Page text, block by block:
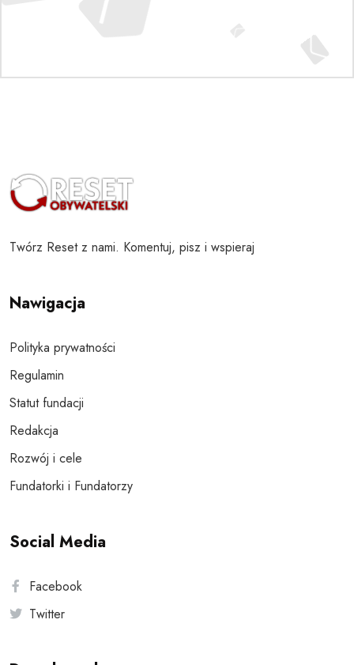
Twórz Reset z nami. Komentuj, pisz i wspieraj
Nawigacja
Polityka prywatności
Regulamin
Statut fundacji
Redakcja
Rozwój i cele
Fundatorki i Fundatorzy
Social Media
Facebook
Twitter